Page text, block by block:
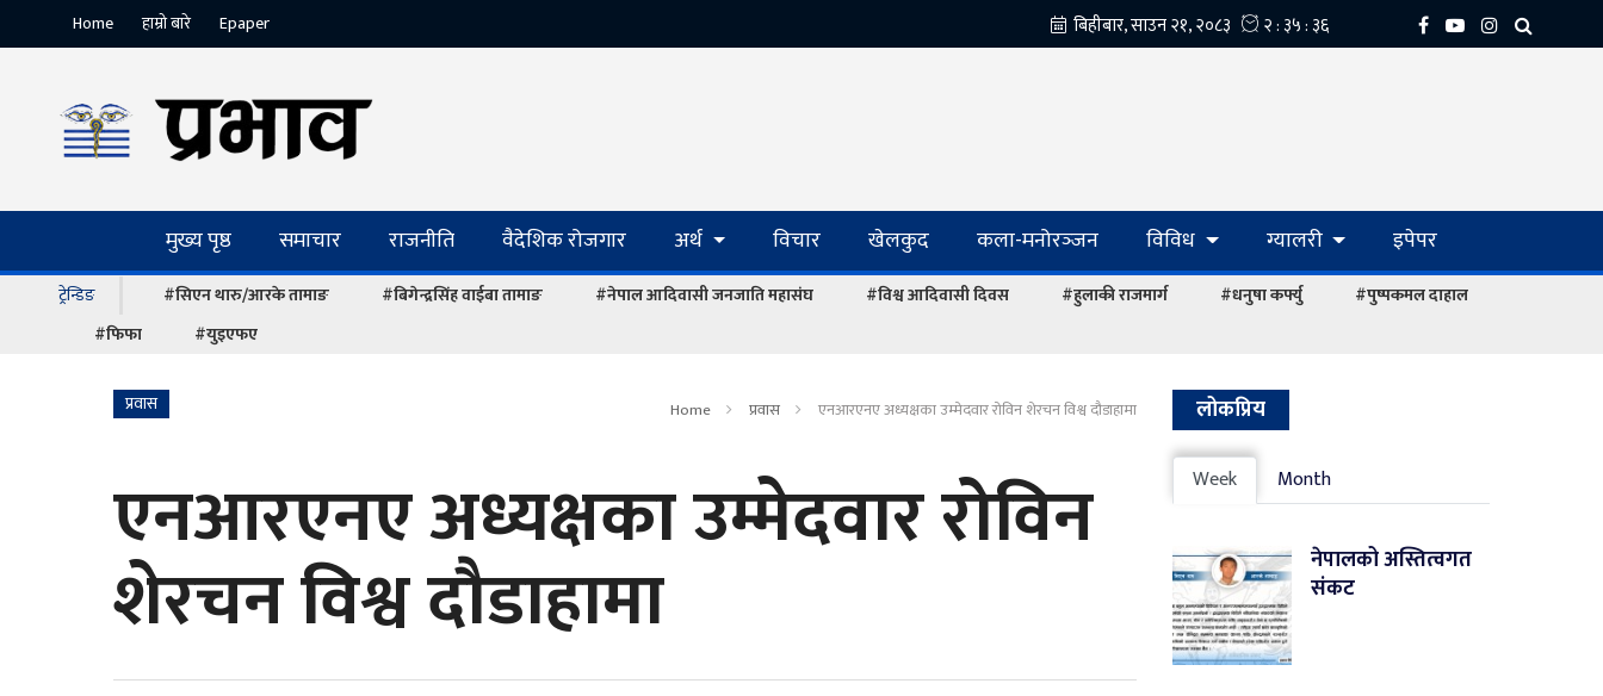
Home हाम्रो बारे Epaper
मुख्य पृष्ठ समाचार राजनीति वैदेशिक रोजगार अर्थ विचार खेलकुद कला-मनोरञ्‍जन विविध ग्यालरी इपेपर
ट्रेन्डिङ #सिएन थारु/आरके तामाङ #बिगेन्द्रसिंह वाईबा तामाङ #नेपाल आदिवासी जनजाति महासंघ #विश्व आदिवासी दिवस #हुलाकी राजमार्ग #धनुषा कर्फ्यु
#पुष्पकमल दाहाल
#फिफा
#युइएफए
प्रवास Home प्रवास एनआरएनए अध्यक्षका उम्मेदवार रोविन शेरचन विश्व दौडाहामा
एनआरएनए अध्यक्षका उम्मेदवार रोविन
शेरचन विश्व दौडाहामा
लोकप्रिय
Week Month
नेपालको अस्तित्वगत
संकट